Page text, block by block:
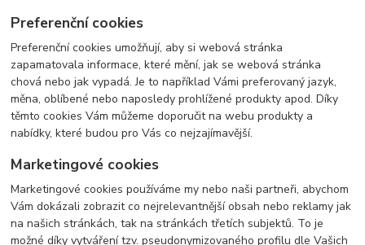
Preferenční cookies
Preferenční cookies umožňují, aby si webová stránka
zapamatovala informace, které mění, jak se webová stránka
chová nebo jak vypadá. Je to například Vámi preferovaný jazyk,
měna, oblíbené nebo naposledy prohlížené produkty apod. Díky
těmto cookies Vám můžeme doporučit na webu produkty a
nabídky, které budou pro Vás co nejzajímavější.
Marketingové cookies
Marketingové cookies používáme my nebo naši partneři, abychom
Vám dokázali zobrazit co nejrelevantnější obsah nebo reklamy jak
na našich stránkách, tak na stránkách třetích subjektů. To je
možné díky vytváření tzv. pseudonymizovaného profilu dle Vašich